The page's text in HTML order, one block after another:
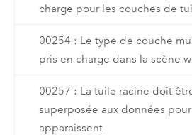
charge pour les couches de
00254 : Le type de couche
pris en charge dans la scène
00257 : La tuile racine doit
superposée aux données
apparaissent